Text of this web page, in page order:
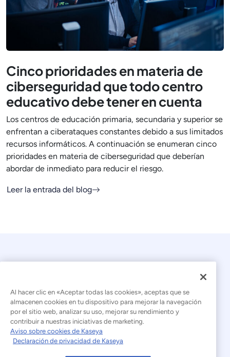
Cinco prioridades en materia de
ciberseguridad que todo centro
educativo debe tener en cuenta
Los centros de educación primaria, secundaria y superior se
enfrentan a ciberataques constantes debido a sus limitados
recursos informáticos. A continuación se enumeran cinco
prioridades en materia de ciberseguridad que deberían
abordar de inmediato para reducir el riesgo.
Leer la entrada del blog
© 2026 Kaseya. Todos los derechos reservados.
Español (América Latina)
Declaración sobre la esclavitud moderna
Al hacer clic en «Aceptar todas las cookies», aceptas que se
almacenen cookies en tu dispositivo para mejorar la navegación
por el sitio web, analizar su uso, mejorar su rendimiento y
contribuir a nuestras iniciativas de marketing.
Aviso sobre cookies de Kaseya
Declaración de privacidad de Kaseya